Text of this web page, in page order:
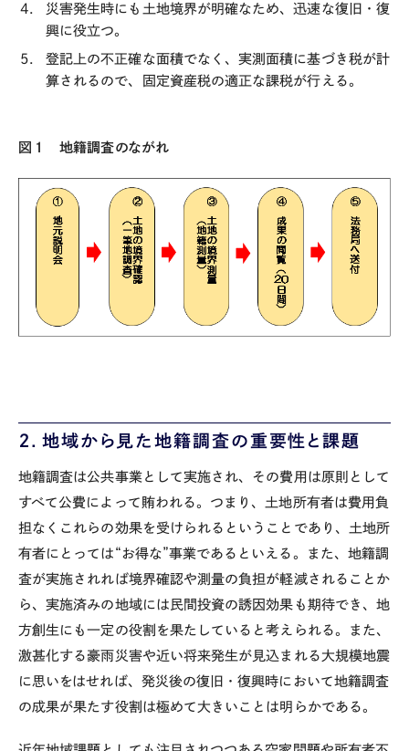
災害発生時にも土地境界が明確なため、迅速な復旧・復
興に役立つ。
登記上の不正確な面積でなく、実測面積に基づき税が計
算されるので、固定資産税の適正な課税が行える。
図１ 地籍調査のながれ
２．地域から見た地籍調査の重要性と課題
地籍調査は公共事業として実施され、その費用は原則として
すべて公費によって賄われる。つまり、土地所有者は費用負
担なくこれらの効果を受けられるということであり、土地所
有者にとっては“お得な”事業であるといえる。また、地籍調
査が実施されれば境界確認や測量の負担が軽減されることか
ら、実施済みの地域には民間投資の誘因効果も期待でき、地
方創生にも一定の役割を果たしていると考えられる。また、
激甚化する豪雨災害や近い将来発生が見込まれる大規模地震
に思いをはせれば、発災後の復旧・復興時において地籍調査
の成果が果たす役割は極めて大きいことは明らかである。